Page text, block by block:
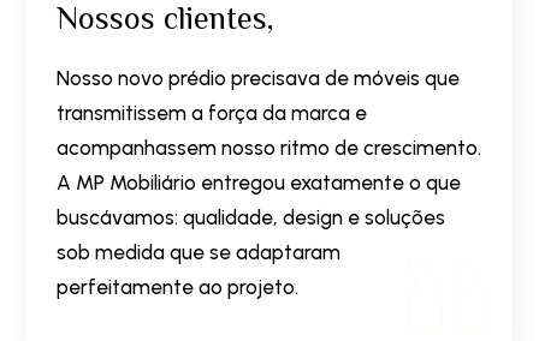
Nossos clientes,
Nosso novo prédio precisava de móveis que
transmitissem a força da marca e
acompanhassem nosso ritmo de crescimento.
A MP Mobiliário entregou exatamente o que
buscávamos: qualidade, design e soluções
sob medida que se adaptaram
perfeitamente ao projeto.